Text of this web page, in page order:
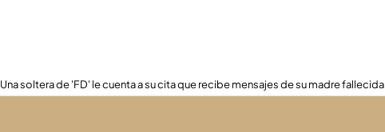
Una soltera de 'FD' le cuenta a su cita que recibe mensajes de su madre fallecida